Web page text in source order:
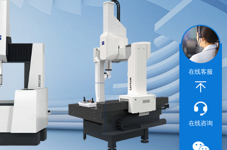
在线客服
在线咨询